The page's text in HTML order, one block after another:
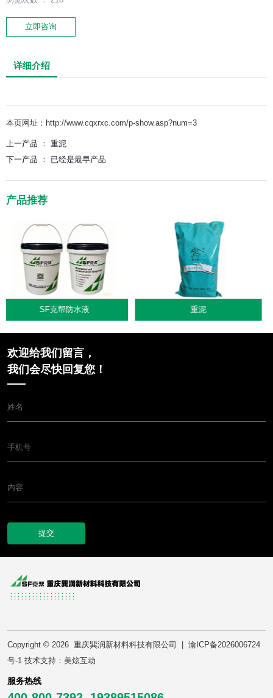
立即咨询
详细介绍
本页网址： http://www.cqxrxc.com/p-show.asp?num=3
上一产品 ： 重泥
下一产品 ：
已经是最早产品
产品推荐
重泥 净醛泥
欢迎给我们留言，
我们会尽快回复您！
提交
Copyright © 2026 重庆巽润新材料科技有限公司
渝ICP备2026006724
号-1 技术支持： 美炫互动
服务热线